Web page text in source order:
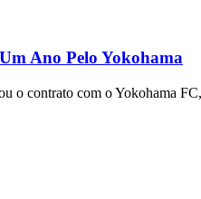
Ano Pelo Yokohama
o contrato com o Yokohama